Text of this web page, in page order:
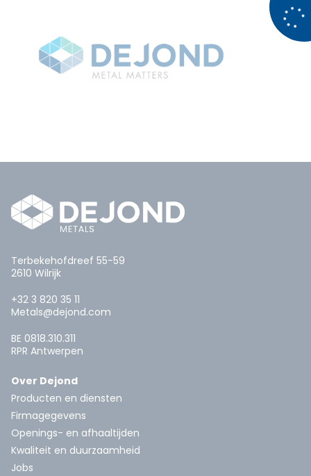
Terbekehofdreef 55-59
2610 Wilrijk
+32 3 820 35 11
Metals@dejond.com
BE 0818.310.311
RPR Antwerpen
Over Dejond
Producten en diensten
Firmagegevens
Openings- en afhaaltijden
Kwaliteit en duurzaamheid
Jobs